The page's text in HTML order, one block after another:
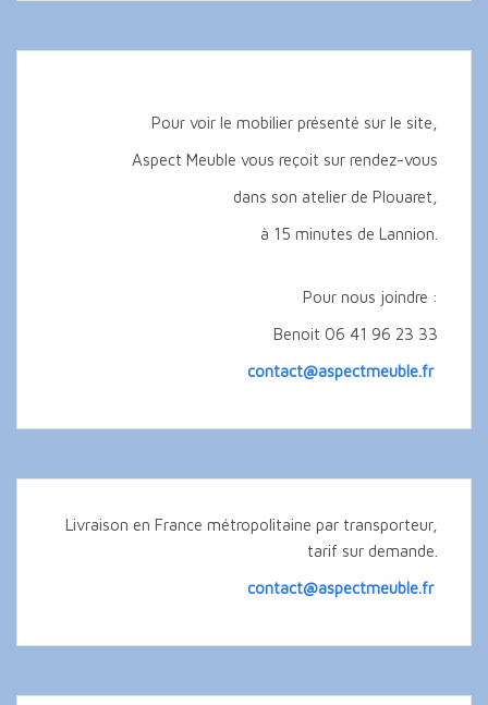
Pour voir le mobilier présenté sur le site,
Aspect Meuble vous reçoit sur rendez-vous
dans son atelier de Plouaret,
à 15 minutes de Lannion.
Pour nous joindre :
Benoit 06 41 96 23 33
contact@aspectmeuble.fr
Livraison en France métropolitaine par transporteur,
tarif sur demande.
contact@aspectmeuble.fr